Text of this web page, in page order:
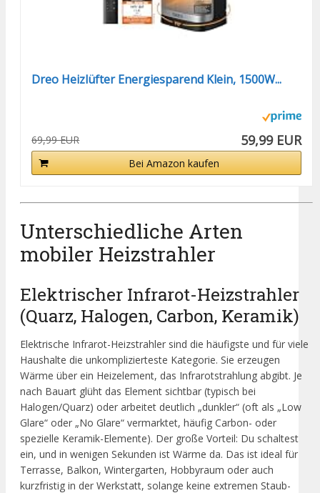
Dreo Heizlüfter Energiesparend Klein, 1500W...
69,99 EUR 59,99 EUR
Bei Amazon kaufen
Unterschiedliche Arten
mobiler Heizstrahler
Elektrischer Infrarot-Heizstrahler
(Quarz, Halogen, Carbon, Keramik)
Elektrische Infrarot-Heizstrahler sind die häufigste und für viele
Haushalte die unkomplizierteste Kategorie. Sie erzeugen
Wärme über ein Heizelement, das Infrarotstrahlung abgibt. Je
nach Bauart glüht das Element sichtbar (typisch bei
Halogen/Quarz) oder arbeitet deutlich „dunkler“ (oft als „Low
Glare“ oder „No Glare“ vermarktet, häufig Carbon- oder
spezielle Keramik-Elemente). Der große Vorteil: Du schaltest
ein, und in wenigen Sekunden ist Wärme da. Das ist ideal für
Terrasse, Balkon, Wintergarten, Hobbyraum oder auch
kurzfristig in der Werkstatt, solange keine extremen Staub-